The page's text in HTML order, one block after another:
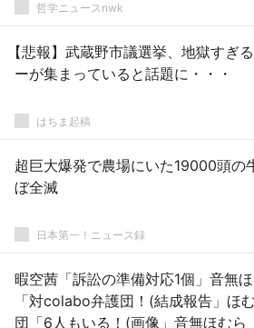
哲学ニュースnwk
【悲報】武蔵野市議選挙、地獄すぎ
ーが集まっていると話題に・・・
はちま起稿
超巨大爆発で農場にいた19000頭の
ぼ全滅
日本第一！ニュース録
暇空茜「訴訟の準備対応1個」音無
「対colabo弁護団！(結成報告」ほ
団「6人もいる！(画像」音無ほむら